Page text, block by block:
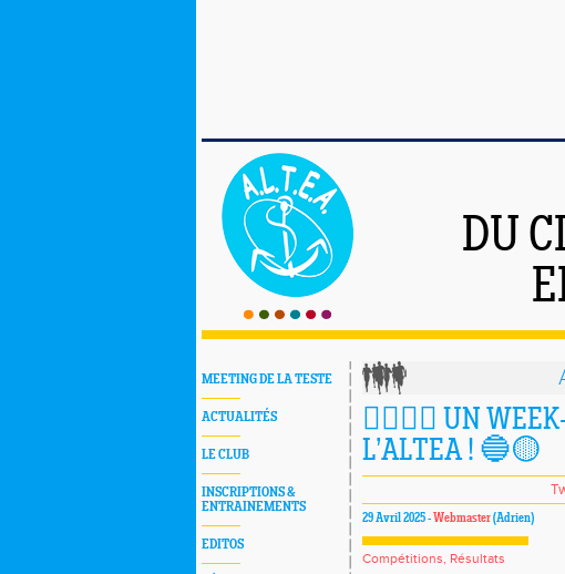
DU
MEETING DE LA TESTE
ACTUALITÉS
LE CLUB
INSCRIPTIONS &
ENTRAINEMENTS
EDITOS
🏃‍♀️🏃‍♂️ UN
L’ALTEA ! 🔵🟡
29 Avril 2025 - Webmaster(Adrien)
Compétitions, Résultats